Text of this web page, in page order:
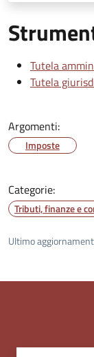
Tutela
Tutela
Argomenti:
Imposte
Categorie:
Tributi, finanze e
Ultimo